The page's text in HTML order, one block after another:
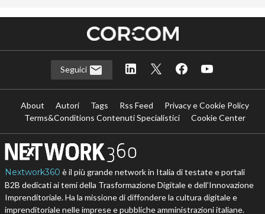
Seguici
About Autori Tags Rss Feed
Privacy e Cookie Policy
Terms&Conditions Contenuti Specialistici
Cookie Center
Nextwork360 è il più grande network in Italia di testate e portali
B2B dedicati ai temi della Trasformazione Digitale e dell’Innovazione
Imprenditoriale. Ha la missione di diffondere la cultura digitale e
imprenditoriale nelle imprese e pubbliche amministrazioni italiane.